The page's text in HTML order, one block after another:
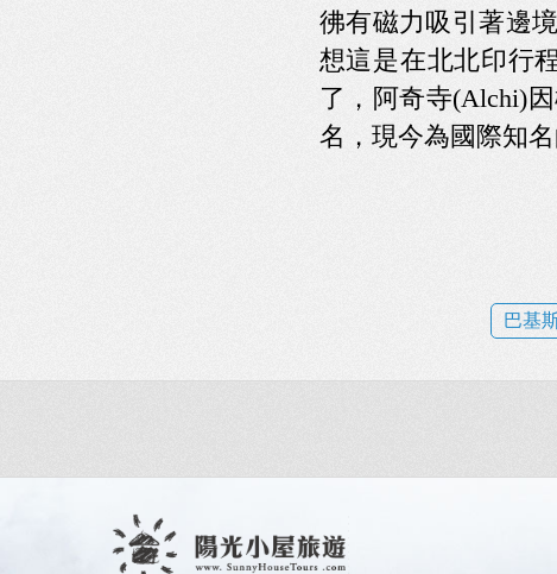
彿有磁力吸引著邊
想這是在北北印行
了，阿奇寺(Alchi)
名，現今為國際知
巴基